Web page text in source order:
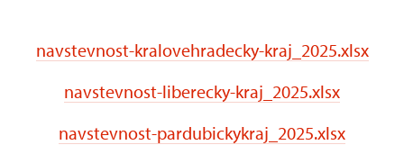
navstevnost-kralovehradecky-kraj_2025.xlsx
navstevnost-liberecky-kraj_2025.xlsx
navstevnost-pardubickykraj_2025.xlsx